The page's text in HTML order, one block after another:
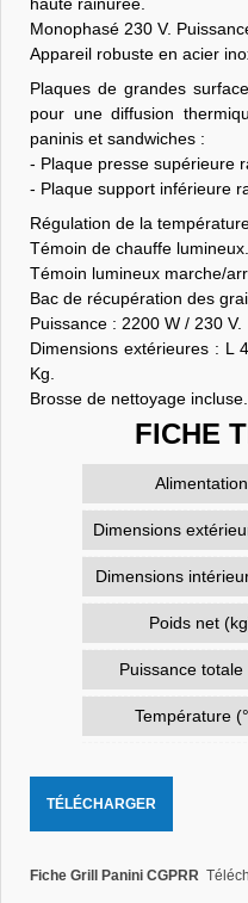
Monophasé 230 V.
Appareil robuste en acier
Plaques de grandes
pour une diffusion
paninis et sandwiches :
- Plaque presse supérieure
- Plaque support inférieure
Régulation de la
Témoin de chauffe lumineux.
Témoin lumineux marche/
Bac de récupération des
Puissance : 2200 W / 230 V.
Dimensions extérieures : L
Kg.
Brosse de nettoyage incluse.
FICHE
Alimentation
Dimensions
Dimensions
Poids net
Puissance totale
Température
TÉLÉCHARGER
Fiche Grill Panini CGPRR